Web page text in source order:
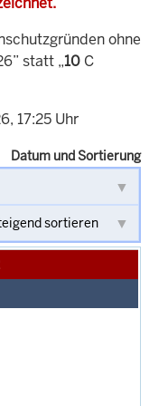
ohne
statt „10 C
17:25 Uhr
Datum und Sortierung